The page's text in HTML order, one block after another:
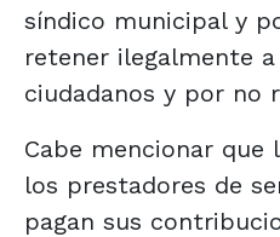
síndico municipal y
retener ilegalmente
ciudadanos y por no
Cabe mencionar que
los prestadores de
pagan sus